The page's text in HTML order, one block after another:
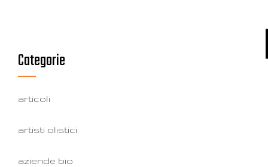
Categorie
articoli
artisti olistici
aziende bio